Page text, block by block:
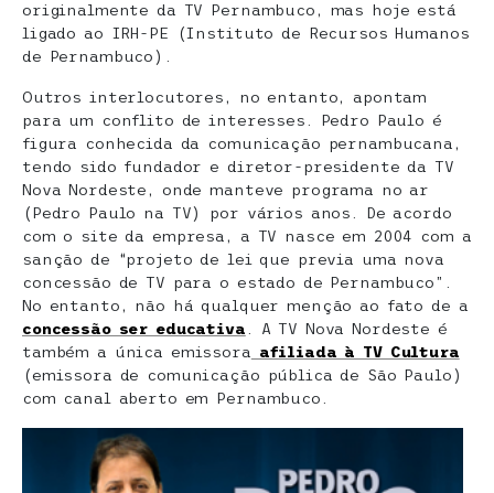
originalmente da TV Pernambuco, mas hoje está
ligado ao IRH-PE (Instituto de Recursos Humanos
de Pernambuco).
Outros interlocutores, no entanto, apontam
para um conflito de interesses. Pedro Paulo é
figura conhecida da comunicação pernambucana,
tendo sido fundador e diretor-presidente da TV
Nova Nordeste, onde manteve programa no ar
(Pedro Paulo na TV) por vários anos. De acordo
com o site da empresa, a TV nasce em 2004 com a
sanção de “projeto de lei que previa uma nova
concessão de TV para o estado de Pernambuco”.
No entanto, não há qualquer menção ao fato de a
concessão ser educativa . A TV Nova Nordeste é
também a única emissora
afiliada à TV Cultura
(emissora de comunicação pública de São Paulo)
com canal aberto em Pernambuco.